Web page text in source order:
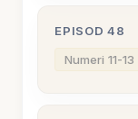
EPISOD 48
Numeri 11-13